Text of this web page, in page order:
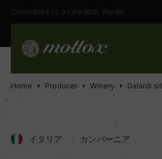
Contribute to a Life with Wines.
Home Producer Winery Galardi srl
イタリア カンパーニア